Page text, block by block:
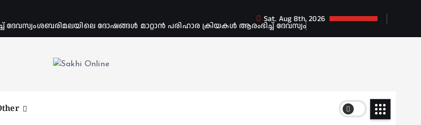
ദോഷങ്ങൾ മാറ്റാൻ പരിഹാര ക്രിയകൾ ആരംഭിച്ച് ദേവസ്വം
Sat. Aug 8th, 2026